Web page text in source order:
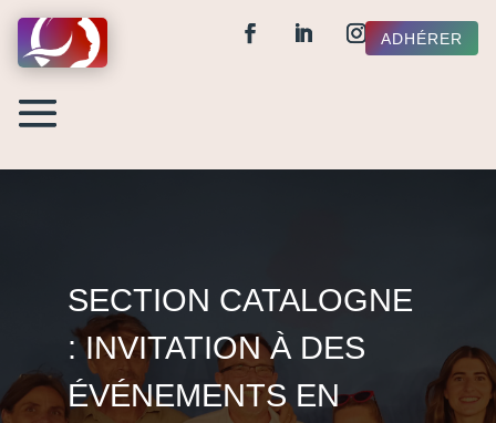
ADHÉRER
SECTION CATALOGNE
: INVITATION À DES
ÉVÉNEMENTS EN